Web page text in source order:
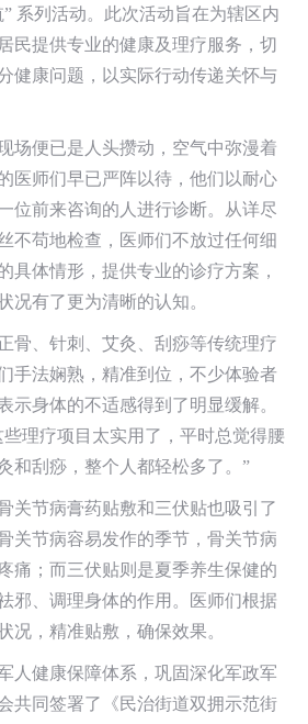
系列活动。此次活动旨在为辖区内
民提供专业的健康及理疗服务，切
健康问题，以实际行动传递关怀与
场便已是人头攒动，空气中弥漫着
医师们早已严阵以待，他们以耐心
位前来咨询的人进行诊断。从详尽
不苟地检查，医师们不放过任何细
具体情形，提供专业的诊疗方案，
况有了更为清晰的认知。
骨、针刺、艾灸、刮痧等传统理疗
手法娴熟，精准到位，不少体验者
示身体的不适感得到了明显缓解。
理疗项目太实用了，平时总觉得腰
和刮痧，整个人都轻松多了。”
关节病膏药贴敷和三伏贴也吸引了
关节病容易发作的季节，骨关节病
痛；而三伏贴则是夏季养生保健的
邪、调理身体的作用。医师们根据
况，精准贴敷，确保效果。
人健康保障体系，巩固深化军政军
共同签署了《民治街道双拥示范街